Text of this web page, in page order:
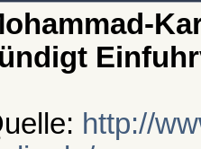
http://